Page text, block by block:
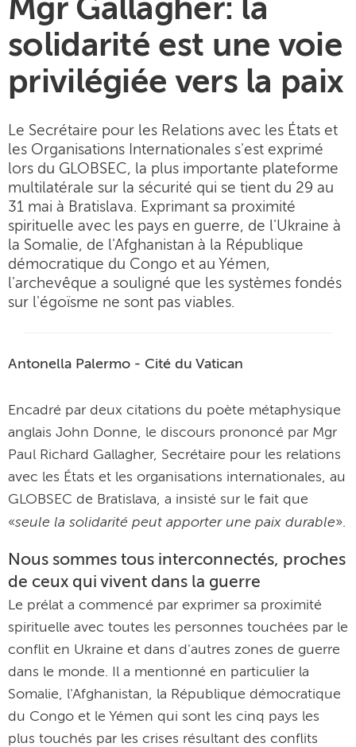
Mgr Gallagher: la
solidarité est une voie
privilégiée vers la paix
Le Secrétaire pour les Relations avec les États et
les Organisations Internationales s'est exprimé
lors du GLOBSEC, la plus importante plateforme
multilatérale sur la sécurité qui se tient du 29 au
31 mai à Bratislava. Exprimant sa proximité
spirituelle avec les pays en guerre, de l'Ukraine à
la Somalie, de l'Afghanistan à la République
démocratique du Congo et au Yémen,
l'archevêque a souligné que les systèmes fondés
sur l'égoïsme ne sont pas viables.
Antonella Palermo - Cité du Vatican
Encadré par deux citations du poète métaphysique
anglais John Donne, le discours prononcé par Mgr
Paul Richard Gallagher, Secrétaire pour les relations
avec les États et les organisations internationales, au
GLOBSEC de Bratislava, a insisté sur le fait que
«seule la solidarité peut apporter une paix durable».
Nous sommes tous interconnectés, proches
de ceux qui vivent dans la guerre
Le prélat a commencé par exprimer sa proximité
spirituelle avec toutes les personnes touchées par le
conflit en Ukraine et dans d'autres zones de guerre
dans le monde. Il a mentionné en particulier la
Somalie, l'Afghanistan, la République démocratique
du Congo et le Yémen qui sont les cinq pays les
plus touchés par les crises résultant des conflits